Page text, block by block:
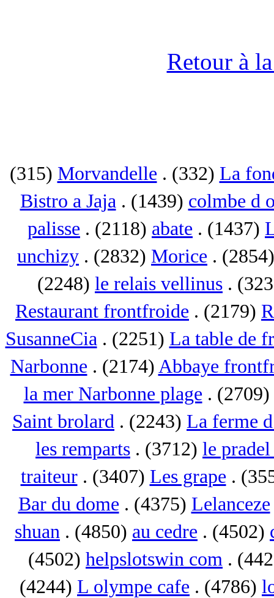
Retour à
(315) Morvandelle . (332) La
Bistro a Jaja. (1439) colmbe d
palisse . (2118) abate . (1437)
unchizy . (2832) Morice .
(2248) le relais vellinus .
Restaurant frontfroide . (2179)
SusanneCia. (2251) La table de
Narbonne . (2174) Abbaye
la mer Narbonne plage . (2709)
Saint brolard . (2243) La ferme
les remparts . (3712) le
traiteur. (3407) Les grape .
Bar du dome . (4375) Lelanceze
shuan . (4850) au cedre . (4502)
(4502) helpslotswin com .
(4244) L olympe cafe . (4786)